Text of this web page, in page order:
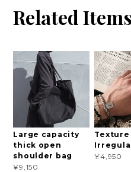
Related Items
Large capacity
thick open
shoulder bag
¥9,150
Texture
¥4,950